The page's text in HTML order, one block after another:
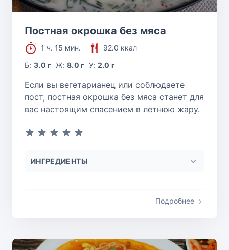
Постная окрошка без мяса
1 ч. 15 мин.
92.0 ккал
Б:3.0 г Ж: 8.0 г У: 2.0 г
Если вы вегетарианец или соблюдаете
пост, постная окрошка без мяса станет для
вас настоящим спасением в летнюю жару.
ИНГРЕДИЕНТЫ
Подробнее